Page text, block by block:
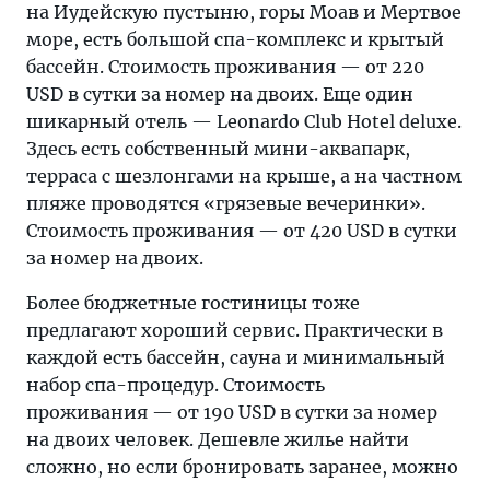
на Иудейскую пустыню, горы Моав и Мертвое
море, есть большой спа-комплекс и крытый
бассейн. Стоимость проживания — от 220
USD в сутки за номер на двоих. Еще один
шикарный отель — Leonardo Club Hotel deluxe.
Здесь есть собственный мини-аквапарк,
терраса с шезлонгами на крыше, а на частном
пляже проводятся «грязевые вечеринки».
Стоимость проживания — от 420 USD в сутки
за номер на двоих.
Более бюджетные гостиницы тоже
предлагают хороший сервис. Практически в
каждой есть бассейн, сауна и минимальный
набор спа-процедур. Стоимость
проживания — от 190 USD в сутки за номер
на двоих человек. Дешевле жилье найти
сложно, но если бронировать заранее, можно